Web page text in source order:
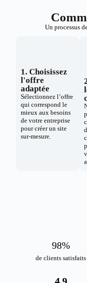
Un processus
1. Choisissez
l'offre
adaptée
Sélectionnez l’offre
qui correspond le
mieux aux besoins
de votre entreprise
pour créer un site
sur-mesure.
de clients satisfaits
98%